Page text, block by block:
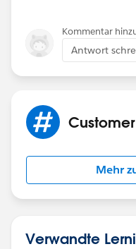
Kommentar
Antwort
Mehr
Verwandte